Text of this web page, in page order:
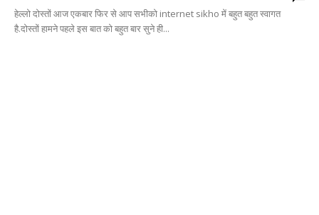
हेल्लो दोस्तों आज एकबार फिर से आप सभीको internet sikho में बहुत बहुत स्वागत
है.दोस्तों हामने पहले इस बात को बहुत बार सुने ही...